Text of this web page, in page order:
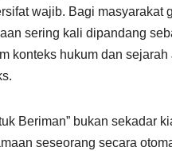
wajib. Bagi masyarakat
sering kali dipandang
konteks hukum dan
Beriman” bukan sekadar
seseorang secara